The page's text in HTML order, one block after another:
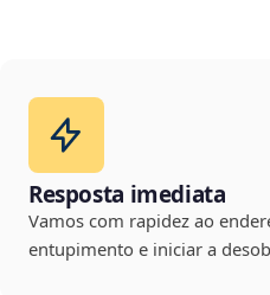
Resposta imediata
Vamos com rapidez ao
entupimento e iniciar a